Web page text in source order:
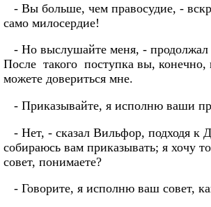
- Вы больше, чем правосудие, -
само милосердие!
- Но выслушайте меня, -
После такого поступка вы, конечно,
можете довериться мне.
- Приказывайте, я исполню ваши
- Нет, - сказал Вильфор, подходя к
собираюсь вам приказывать; я хочу
совет, понимаете?
- Говорите, я исполню ваш совет,